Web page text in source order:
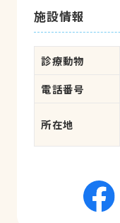
施設情報
診療動物
電話番号
所在地